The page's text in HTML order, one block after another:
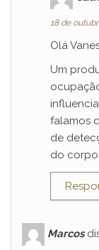
18 de
Olá
Um
falamos
de
do corpo.
Marcos